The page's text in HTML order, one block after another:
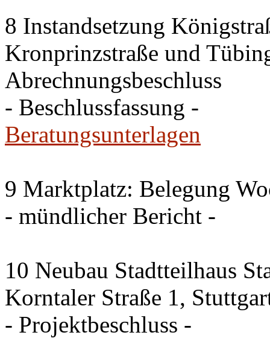
8 Instandsetzung
Kronprinzstraße und
Abrechnungsbeschluss
- Beschlussfassung -
Beratungsunterlagen
9 Marktplatz: Belegung
- mündlicher Bericht -
10 Neubau Stadtteilhaus
Korntaler Straße 1,
- Projektbeschluss -